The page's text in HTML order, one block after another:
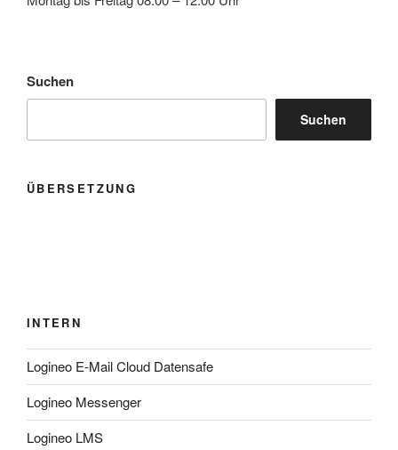
Suchen
Suchen
ÜBERSETZUNG
INTERN
Logineo E-Mail Cloud Datensafe
Logineo Messenger
Logineo LMS